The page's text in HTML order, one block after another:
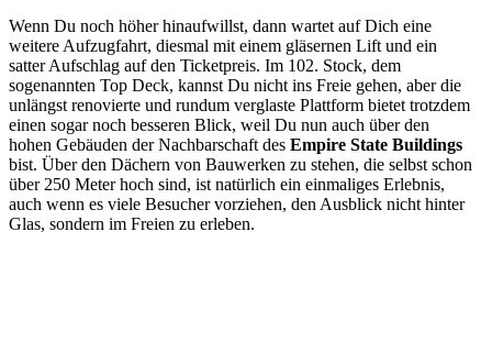
Wenn Du noch höher hinaufwillst, dann wartet auf Dich eine
weitere Aufzugfahrt, diesmal mit einem gläsernen Lift und ein
satter Aufschlag auf den Ticketpreis. Im 102. Stock, dem
sogenannten Top Deck, kannst Du nicht ins Freie gehen, aber die
unlängst renovierte und rundum verglaste Plattform bietet trotzdem
einen sogar noch besseren Blick, weil Du nun auch über den
hohen Gebäuden der Nachbarschaft des Empire State Buildings
bist. Über den Dächern von Bauwerken zu stehen, die selbst schon
über 250 Meter hoch sind, ist natürlich ein einmaliges Erlebnis,
auch wenn es viele Besucher vorziehen, den Ausblick nicht hinter
Glas, sondern im Freien zu erleben.